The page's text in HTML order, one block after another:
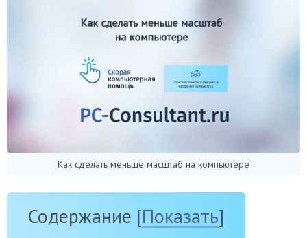
Как сделать меньше масштаб на компьютере
Содержание [Показать]